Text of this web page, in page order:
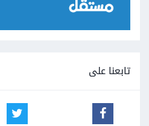
تابعنا على